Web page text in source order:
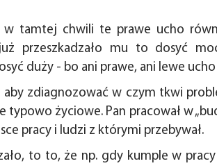
w tamtej chwili te prawe ucho
przeszkadzało mu to dosyć
duży - bo ani prawe, ani lewe ucho
aby zdiagnozować w czym tkwi
typowo życiowe. Pan pracował w
pracy i ludzi z którymi przebywał.
to to, że np. gdy kumple w